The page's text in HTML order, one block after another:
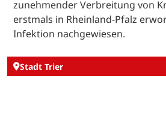
zunehmender Verbreitung von
erstmals in Rheinland-Pfalz
Infektion nachgewiesen.
Stadt Trier